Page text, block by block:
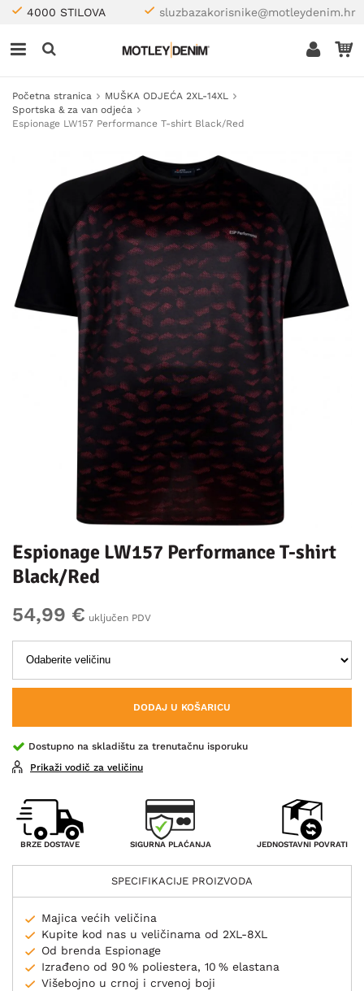
4000 STILOVA sluzbazakorisnike@motleydenim.hr
Početna stranica
MUŠKA ODJEĆA 2XL-14XL
Sportska & za van odjeća
Espionage LW157 Performance T-shirt Black/Red
Espionage LW157 Performance T-shirt
Black/Red
54,99 € uključen PDV
DODAJ U KOŠARICU
Dostupno na skladištu za trenutačnu isporuku
Prikaži vodič za veličinu
BRZE DOSTAVE SIGURNA PLAĆANJA JEDNOSTAVNI POVRATI
SPECIFIKACIJE PROIZVODA
Majica većih veličina
Kupite kod nas u veličinama od 2XL-8XL
Od brenda Espionage
Izrađeno od 90 % poliestera, 10 % elastana
Višebojno u crnoj i crvenoj boji